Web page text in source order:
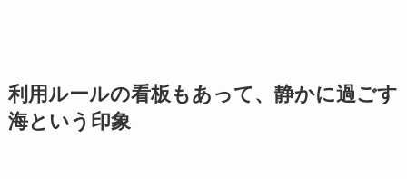
利用ルールの看板もあって、静かに過ごす
海という印象